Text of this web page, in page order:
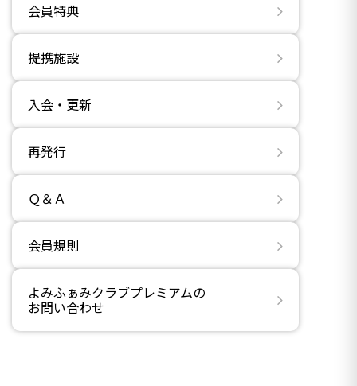
会員特典
提携施設
入会・更新
再発行
Ｑ＆Ａ
会員規則
よみふぁみクラブプレミアムの
お問い合わせ